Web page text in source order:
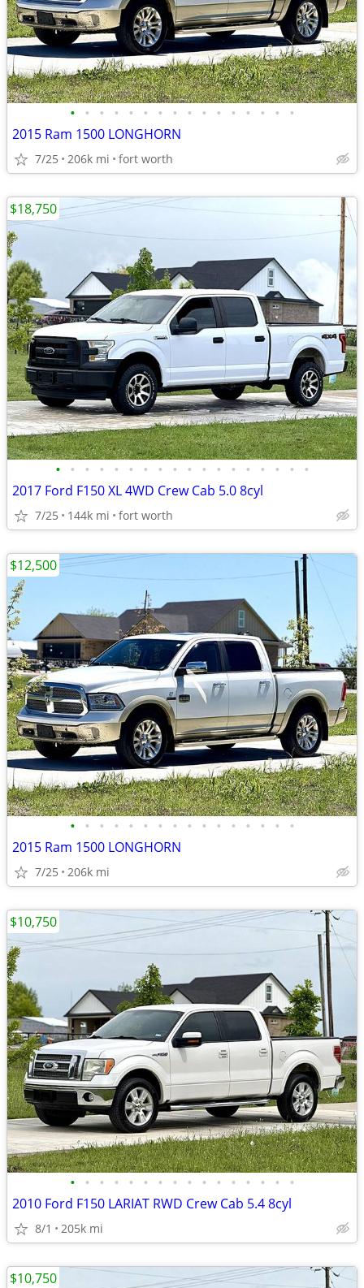
• • • • • • • • • • • • • • • •
2015 Ram 1500 LONGHORN
7/25 206k mi fort worth
• • • • • • • • • • • • • • • • • •
2017 Ford F150 XL 4WD Crew Cab 5.0 8cyl
7/25 144k mi fort worth
$18,750
• • • • • • • • • • • • • • • •
2015 Ram 1500 LONGHORN
7/25 206k mi
$12,500
• • • • • • • • • • • • • • • •
2010 Ford F150 LARIAT RWD Crew Cab 5.4 8cyl
8/1 205k mi
$10,750
$10,750